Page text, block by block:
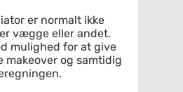
er normalt ikke
vægge eller andet.
mulighed for at give
makeover og samtidig